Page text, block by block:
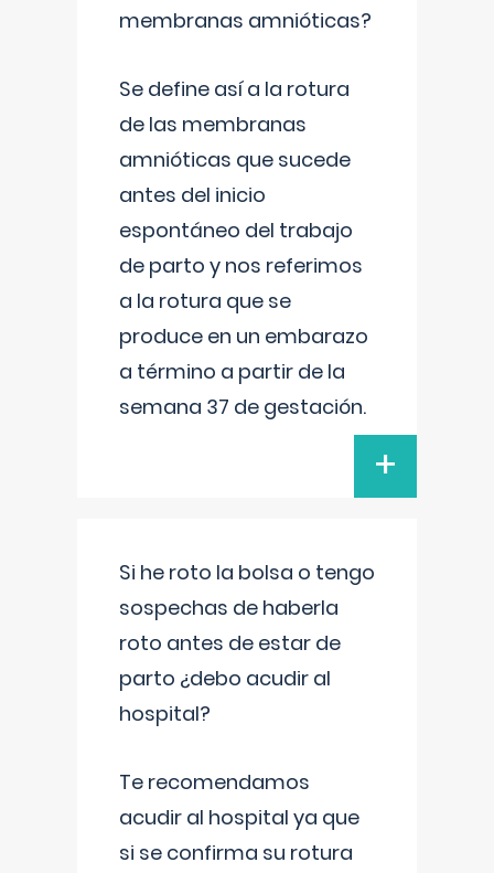
membranas amnióticas?
Se define así a la rotura
de las membranas
amnióticas que sucede
antes del inicio
espontáneo del trabajo
de parto y nos referimos
a la rotura que se
produce en un embarazo
a término a partir de la
semana 37 de gestación.
+
Si he roto la bolsa o tengo
sospechas de haberla
roto antes de estar de
parto ¿debo acudir al
hospital?
Te recomendamos
acudir al hospital ya que
si se confirma su rotura